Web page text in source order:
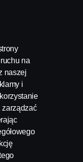
strategia podatkowa
na
naszej
i
zarządzać